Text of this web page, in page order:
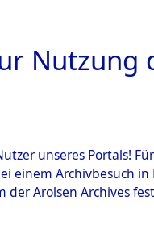
0001
Nutzung
unseres Portals!
einem Archivbesuch
der Arolsen Archives